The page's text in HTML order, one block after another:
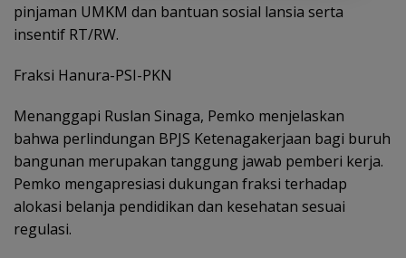
pinjaman UMKM dan bantuan sosial lansia serta
insentif RT/RW.
Fraksi Hanura-PSI-PKN
Menanggapi Ruslan Sinaga, Pemko menjelaskan
bahwa perlindungan BPJS Ketenagakerjaan bagi buruh
bangunan merupakan tanggung jawab pemberi kerja.
Pemko mengapresiasi dukungan fraksi terhadap
alokasi belanja pendidikan dan kesehatan sesuai
regulasi.